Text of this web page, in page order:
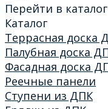
Перейти в
Каталог
Террасная доска
Палубная доска
Фасадная доска
Реечные панели
Ступени из ДПК